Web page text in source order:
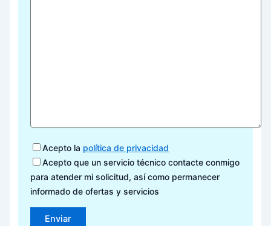
Acepto la política de privacidad
Acepto que un servicio técnico contacte conmigo
para atender mi solicitud, así como permanecer
informado de ofertas y servicios